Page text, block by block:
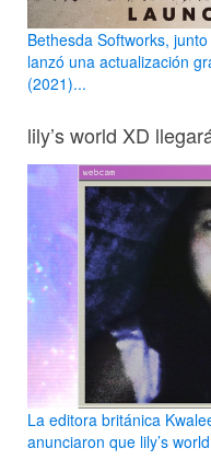
Bethesda Softworks,
lanzó una actualización
(2021)...
lily’s world XD
La editora británica
anunciaron que lily’s